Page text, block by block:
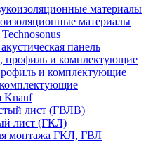
материалы
панель
и комплектующие
Knauf
лист (ГВЛВ)
лист (ГКЛ)
монтажа ГКЛ, ГВЛ